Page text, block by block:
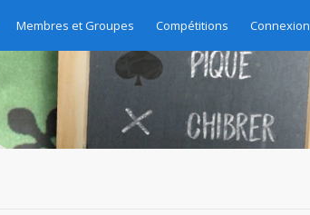
Membres et Groupes Compétitions Connexion